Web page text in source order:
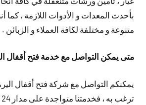
بأحدث المعدات و الأدوات اللازمة ، كما
متنوعة و مختلفة لكافة العملاء و الزبائن .
متى يمكن التواصل مع خدمة فتح أقفال
يمكنكم التواصل مع شركة فتح أقفال